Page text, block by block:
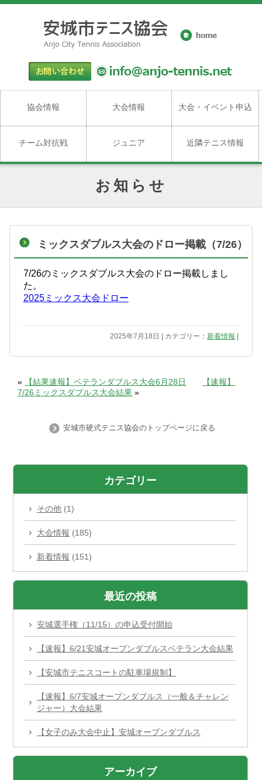
協会情報 大会情報 大会・イベント申込
チーム対抗戦 ジュニア 近隣テニス情報
お知らせ
ミックスダブルス大会のドロー掲載（7/26）
7/26のミックスダブルス大会のドロー掲載しまし
た。
2025ミックス大会ドロー
2025年7月18日 | カテゴリー：新着情報
« 【結果速報】ベテランダブルス大会6月28日
【速報】
7/26ミックスダブルス大会結果 »
安城市硬式テニス協会のトップページに戻る
カテゴリー
その他(1)
大会情報 (185)
新着情報 (151)
最近の投稿
安城選手権（11/15）の申込受付開始
【速報】6/21安城オープンダブルスベテラン大会結果
【安城市テニスコートの駐車場規制】
【速報】6/7安城オープンダブルス（一般＆チャレン
ジャー）大会結果
【女子のみ大会中止】安城オープンダブルス
アーカイブ